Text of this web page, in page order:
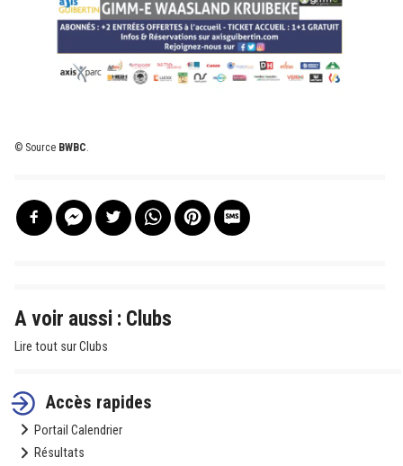
© Source BWBC
A voir aussi : Clubs
Lire tout sur Clubs
Accès rapides
Portail Calendrier
Résultats